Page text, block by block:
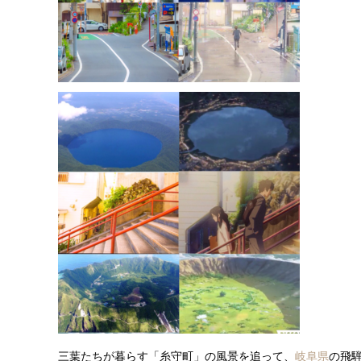
三葉たちが暮らす「糸守町」の風景を追って、 岐阜県の飛